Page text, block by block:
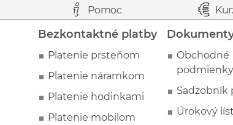
Pomoc
Bezkontaktné platby
Platenie prsteňom
Platenie náramkom
Platenie hodinkami
Platenie mobilom
Obchodné
podmienky
Sadzobník
Úrokový